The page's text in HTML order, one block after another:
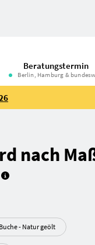
Beratungstermin
Berlin, Hamburg &
nach
Buche - Natur geölt